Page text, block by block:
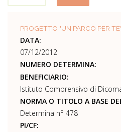
PROGETTO "UN PARCO PER TE"
DATA:
07/12/2012
NUMERO DETERMINA:
BENEFICIARIO:
Istituto Comprensivo di
NORMA O TITOLO A BASE
Determina n° 478
PI/CF: